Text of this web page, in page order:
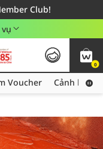
Club!
từ 249,000Đ
vực TP. Hồ Chí Minh
0
Voucher Cảnh báo